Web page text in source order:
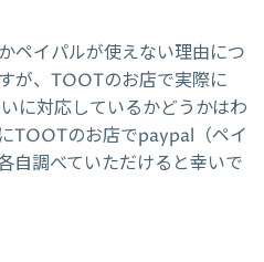
ペイパルが使えない理由につ
が、TOOTのお店で実際に
に対応しているかどうかはわ
TOOTのお店でpaypal（ペイ
自調べていただけると幸いで